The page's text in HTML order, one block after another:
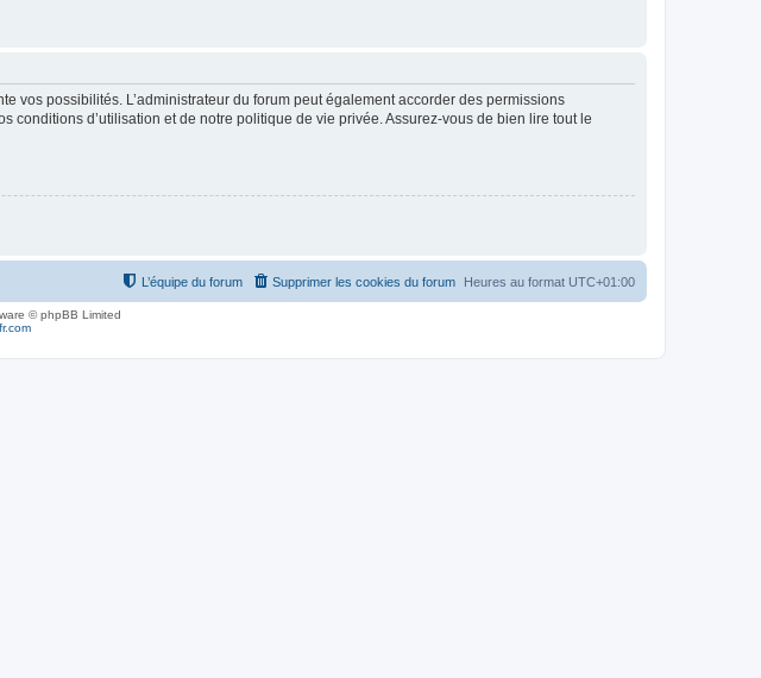
vos possibilités. L’administrateur du forum peut également accorder des permissions
conditions d’utilisation et de notre politique de vie privée. Assurez-vous de bien lire tout le
Heures au format UTC+01:00
Supprimer les cookies du forum
L’équipe du forum
© phpBB Limited